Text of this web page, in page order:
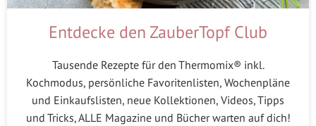
Entdecke den ZauberTopf Club
Tausende Rezepte für den Thermomix® inkl.
Kochmodus, persönliche Favoritenlisten, Wochenpläne
und Einkaufslisten, neue Kollektionen, Videos, Tipps
und Tricks, ALLE Magazine und Bücher warten auf dich!